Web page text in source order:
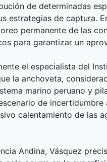
de determinadas
estrategias de captura.
permanente de las
para garantizar un
el especialista del
la anchoveta,
marino peruano y
de
calentamiento de las
Andina, Vásquez